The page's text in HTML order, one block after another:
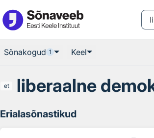
Sõnakogud 1 Keel
et liberaalne
Erialasõnastikud